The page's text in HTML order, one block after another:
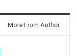
More From Author